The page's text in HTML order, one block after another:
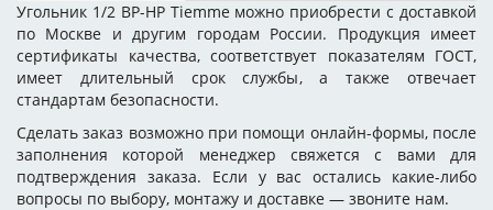
Угольник 1/2 ВР-НР Tiemme можно приобрести с доставкой
по Москве и другим городам России. Продукция имеет
сертификаты качества, соответствует показателям ГОСТ,
имеет длительный срок службы, а также отвечает
стандартам безопасности.
Сделать заказ возможно при помощи онлайн-формы, после
заполнения которой менеджер свяжется с вами для
подтверждения заказа. Если у вас остались какие-либо
вопросы по выбору, монтажу и доставке — звоните нам.